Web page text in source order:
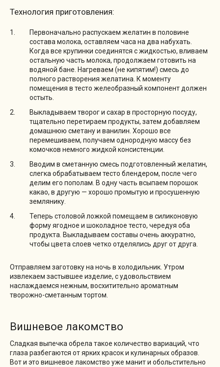
Технология приготовления:
Первоначально распускаем желатин в половине
состава молока, оставляем часа на два набухать.
Когда все крупинки соединятся с жидкостью, вливаем
остальную часть молока, продолжаем готовить на
водяной бане. Нагреваем (не кипятим!) смесь до
полного растворения желатина. К моменту
помещения в тесто желеобразный компонент должен
остыть.
Выкладываем творог и сахар в просторную посуду,
тщательно перетираем продукты, затем добавляем
домашнюю сметану и ванилин. Хорошо все
перемешиваем, получаем однородную массу без
комочков немного жидкой консистенции.
Вводим в сметанную смесь подготовленный желатин,
слегка обрабатываем тесто блендером, после чего
делим его пополам. В одну часть всыпаем порошок
какао, в другую — хорошо промытую и просушенную
землянику.
Теперь столовой ложкой помещаем в силиконовую
форму ягодное и шоколадное тесто, чередуя оба
продукта. Выкладываем составы очень аккуратно,
чтобы цвета слоев четко отделялись друг от друга.
Отправляем заготовку на ночь в холодильник. Утром
извлекаем застывшее изделие, с удовольствием
наслаждаемся нежным, восхитительно ароматным
творожно-сметанным тортом.
Вишневое лакомство
Сладкая выпечка обрела такое количество вариаций, что
глаза разбегаются от ярких красок и кулинарных образов.
Вот и это вишневое лакомство уже манит и обольстительно